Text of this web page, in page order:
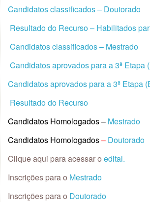
Candidatos classificados – Doutorado
Resultado do Recurso – Habilitados
Candidatos classificados – Mestrado
Candidatos aprovados para a 3ª Etapa
Candidatos aprovados para a 3ª Etapa
Resultado do Recurso
Candidatos Homologados – Mestrado
Candidatos Homologados– Doutorado
Clique aqui para acessar o edital.
Inscrições para o Mestrado
Inscrições para o Doutorado